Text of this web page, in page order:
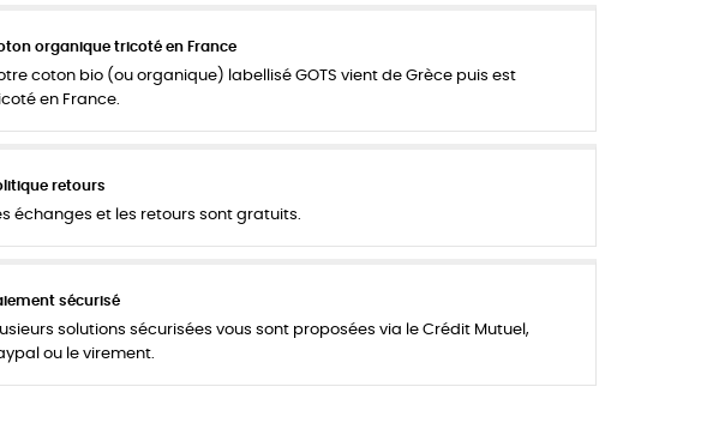
organique tricoté en France
coton bio (ou organique) labellisé GOTS vient de Grèce puis est
en France.
retours
échanges et les retours sont gratuits.
sécurisé
solutions sécurisées vous sont proposées via le Crédit Mutuel,
ou le virement.